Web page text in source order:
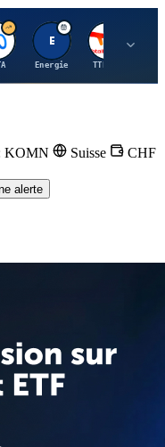
E
Energie
T
TTE.PA
KOMN Suisse
CHF
alerte